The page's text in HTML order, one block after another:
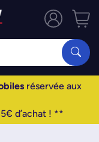
réservée aux
d’achat ! **